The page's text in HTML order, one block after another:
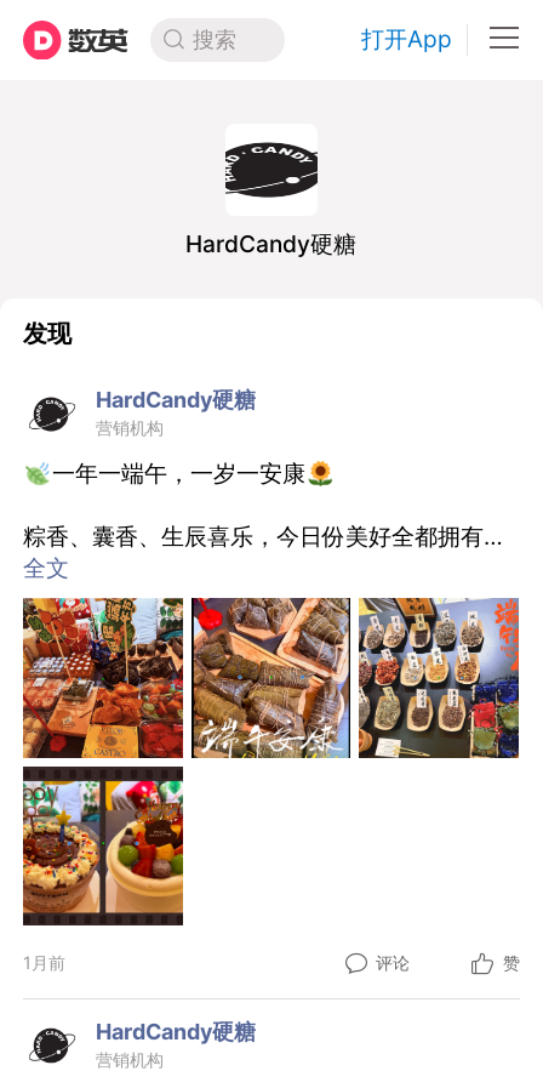
搜索 打开App
HardCandy硬糖
发现
HardCandy硬糖
营销机构
一年一端午，一岁一安康
粽香、囊香、生辰喜乐，今日份美好全都拥有啦
～
#端午安康##广告人的端午#
全文
1月前 评论 赞
HardCandy硬糖
营销机构